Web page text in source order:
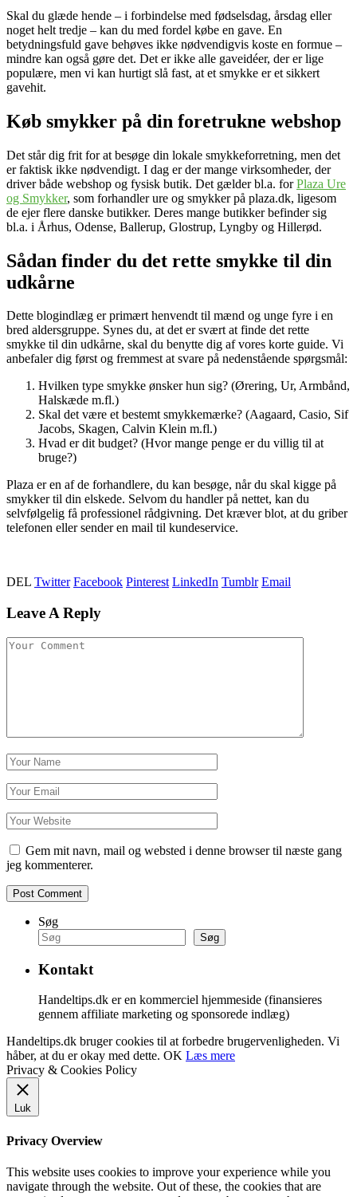
Skal du glæde hende – i forbindelse med fødselsdag, årsdag eller
noget helt tredje – kan du med fordel købe en gave. En
betydningsfuld gave behøves ikke nødvendigvis koste en formue –
mindre kan også gøre det. Det er ikke alle gaveidéer, der er lige
populære, men vi kan hurtigt slå fast, at et smykke er et sikkert
gavehit.
Køb smykker på din foretrukne webshop
Det står dig frit for at besøge din lokale smykkeforretning, men det
er faktisk ikke nødvendigt. I dag er der mange virksomheder, der
driver både webshop og fysisk butik. Det gælder bl.a. forPlaza Ure
og Smykker, som forhandler ure og smykker på plaza.dk, ligesom
de ejer flere danske butikker. Deres mange butikker befinder sig
bl.a. i Århus, Odense, Ballerup, Glostrup, Lyngby og Hillerød.
Sådan finder du det rette smykke til din
udkårne
Dette blogindlæg er primært henvendt til mænd og unge fyre i en
bred aldersgruppe. Synes du, at det er svært at finde det rette
smykke til din udkårne, skal du benytte dig af vores korte guide. Vi
anbefaler dig først og fremmest at svare på nedenstående spørgsmål:
Hvilken type smykke ønsker hun sig? (Ørering, Ur, Armbånd,
Halskæde m.fl.)
Skal det være et bestemt smykkemærke? (Aagaard, Casio, Sif
Jacobs, Skagen, Calvin Klein m.fl.)
Hvad er dit budget? (Hvor mange penge er du villig til at
bruge?)
Plaza er en af de forhandlere, du kan besøge, når du skal kigge på
smykker til din elskede. Selvom du handler på nettet, kan du
selvfølgelig få professionel rådgivning. Det kræver blot, at du griber
telefonen eller sender en mail til kundeservice.
DEL Twitter Facebook Pinterest LinkedIn Tumblr Email
Leave A Reply
Gem mit navn, mail og websted i denne browser til næste gang
jeg kommenterer.
Søg
Søg
Kontakt
Handeltips.dk er en kommerciel hjemmeside (finansieres
gennem affiliate marketing og sponsorede indlæg)
Handeltips.dk bruger cookies til at forbedre brugervenligheden. Vi
håber, at du er okay med dette. OK Læs mere
Privacy & Cookies Policy
Luk
Privacy Overview
This website uses cookies to improve your experience while you
navigate through the website. Out of these, the cookies that are